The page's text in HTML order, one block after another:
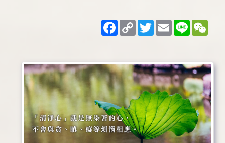
Facebook
Copy
Link
TwitterEmailLine